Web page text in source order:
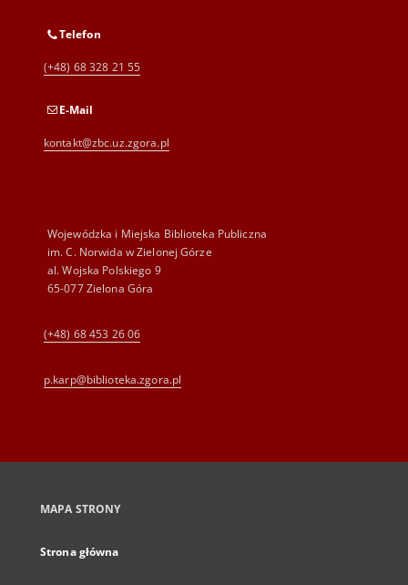
Telefon
(+48) 68 328 21 55
E-Mail
kontakt@zbc.uz.zgora.pl
Wojewódzka i Miejska Biblioteka Publiczna
im. C. Norwida w Zielonej Górze
al. Wojska Polskiego 9
65-077 Zielona Góra
(+48) 68 453 26 06
p.karp@biblioteka.zgora.pl
MAPA STRONY
Strona główna